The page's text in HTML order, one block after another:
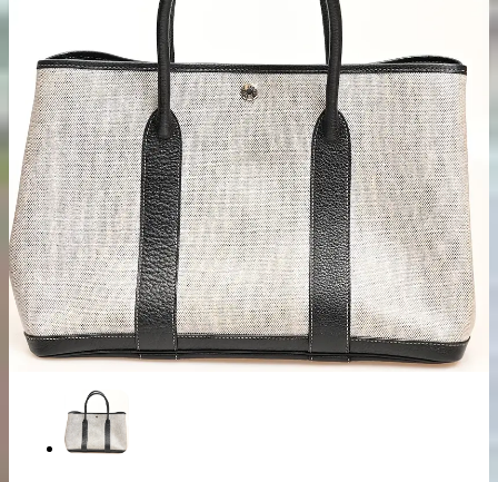
出張買取の
お申込み
宅配買取の
お申込み
LINE査定